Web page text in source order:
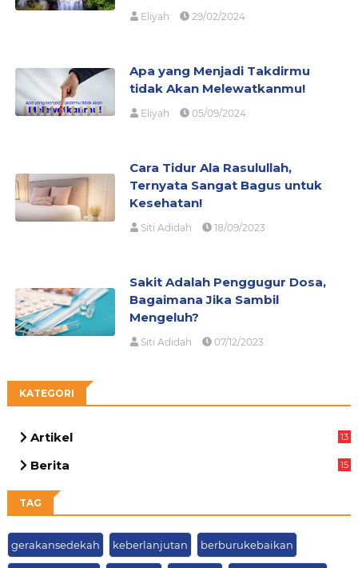
Eliyah 29/02/2024
Apa yang Menjadi Takdirmu
tidak Akan Melewatkanmu!
Eliyah 05/09/2024
Cara Tidur Ala Rasulullah,
Ternyata Sangat Bagus untuk
Kesehatan!
Siti Adidah 18/09/2023
Sakit Adalah Penggugur Dosa,
Bagaimana Jika Sambil
Mengeluh?
Siti Adidah 07/12/2023
KATEGORI
Artikel
13
Berita
15
TAG
gerakansedekah keberlanjutan berburukebaikan